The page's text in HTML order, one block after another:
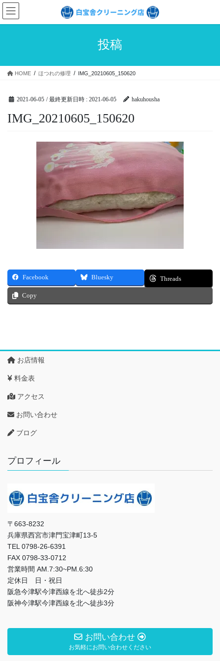
コ
ン
テ
ス
ナ
ビ
ゲ
ン
投稿
HOME ほつれの修理 IMG_20210605_150620
2021-06-05 / 最終更新日時 : 2021-06-05 hakuhousha
IMG_20210605_150620
Facebook Bluesky Threads
Copy
お店情報
料金表
アクセス
お問い合わせ
ブログ
プロフィール
〒663-8232
兵庫県西宮市津門宝津町13-5
TEL 0798-26-6391
FAX 0798-33-0712
営業時間 AM.7:30~PM.6:30
定休日 日・祝日
阪急今津駅今津西線を北へ徒歩2分
阪神今津駅今津西線を北へ徒歩3分
お問い合わせ
お気軽にお問い合わせください